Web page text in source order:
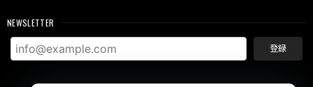
NEWSLETTER
登録